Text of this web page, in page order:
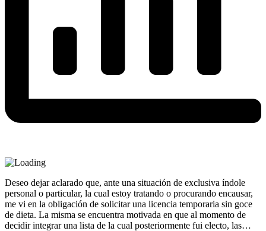
Deseo dejar aclarado que, ante una situación de exclusiva índole
personal o particular, la cual estoy tratando o procurando encausar,
me vi en la obligación de solicitar una licencia temporaria sin goce
de dieta. La misma se encuentra motivada en que al momento de
decidir integrar una lista de la cual posteriormente fui electo, las…